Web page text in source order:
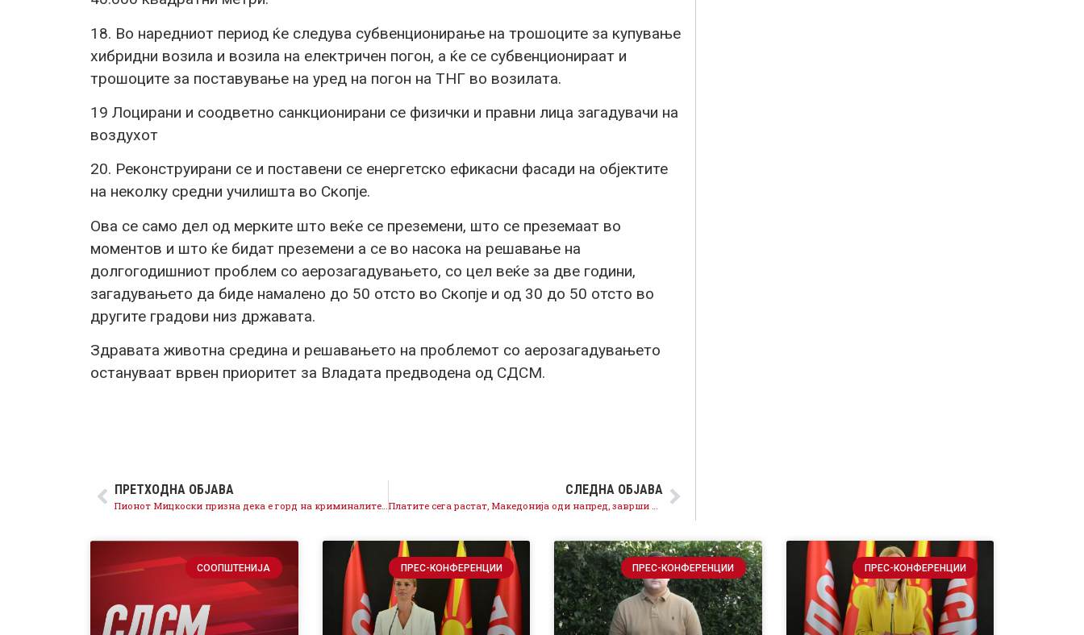
18. Во наредниот период ќе следува субвенционирање на трошоците за купување
хибридни возила и возила на електричен погон, а ќе се субвенционираат и
трошоците за поставување на уред на погон на ТНГ во возилата.
19 Лоцирани и соодветно санкционирани се физички и правни лица загадувачи на
воздухот
20. Реконструирани се и поставени се енергетско ефикасни фасади на објектите
на неколку средни училишта во Скопје.
Ова се само дел од мерките што веќе се преземени, што се преземаат во
моментов и што ќе бидат преземени а се во насока на решавање на
долгогодишниот проблем со аерозагадувањето, со цел веќе за две години,
загадувањето да биде намалено до 50 отсто во Скопје и од 30 до 50 отсто во
другите градови низ државата.
Здравата животна средина и решавањето на проблемот со аерозагадувањето
остануваат врвен приоритет за Владата предводена од СДСМ.
ПРЕТХОДНА ОБЈАВА
Пионот Мицкоски призна дека е горд на криминалите на ВМРО-ДПМНЕ и својот ментор , но нема да го спаси Груевски од одговорност
СЛЕДНА ОБЈАВА
Платите сега растат, Македонија оди напред, заврши криминалното црнило на ВМРО-ДПМНЕ кое 11 години ги осиромашуваше граѓаните
СООПШТЕНИЈА ПРЕС-КОНФЕРЕНЦИИ ПРЕС-КОНФЕРЕНЦИИ ПРЕС-КОНФЕРЕНЦИИ